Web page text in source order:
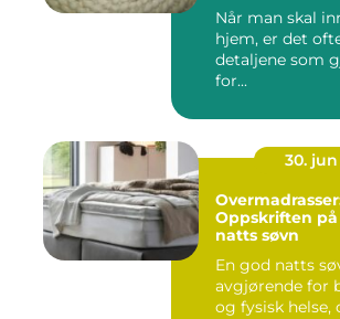
Når man skal
hjem, er det
detaljene som
for...
30. jun
Oppskriften
natts søvn
En god natts
avgjørende for
og fysisk helse,